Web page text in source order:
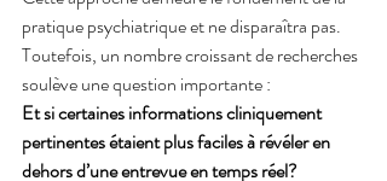
pratique psychiatrique et ne disparaîtra pas.
Toutefois, un nombre croissant de recherches
soulève une question importante :
Et si certaines informations cliniquement
pertinentes étaient plus faciles à révéler en
dehors d’une entrevue en temps réel?